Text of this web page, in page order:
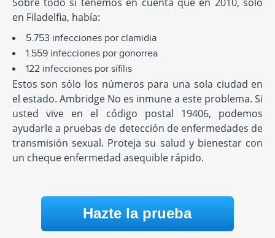
en Filadelfia, había:
5.753 infecciones por clamidia
1.559 infecciones por gonorrea
122 infecciones por sífilis
Estos son sólo los números para una sola ciudad en
el estado. Ambridge No es inmune a este problema. Si
usted vive en el código postal 19406, podemos
ayudarle a pruebas de detección de enfermedades de
transmisión sexual. Proteja su salud y bienestar con
un cheque enfermedad asequible rápido.
Hazte la prueba